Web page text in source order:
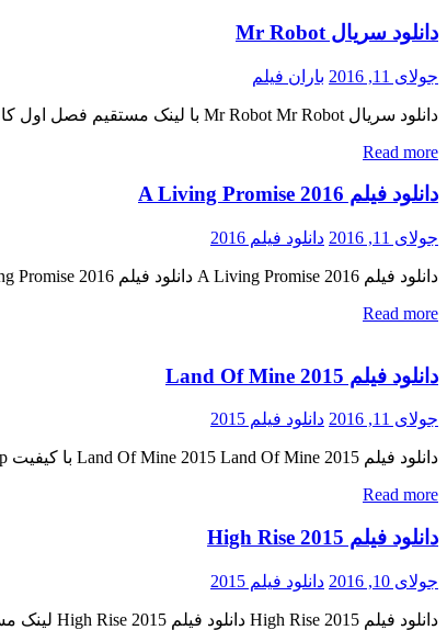
دانلود سریال Mr Robot
جولای 11, 2016 باران فیلم
دانلود سریال Mr Robot Mr Robot با لینک مستقیم فصل اول کامل – فصل دوم قسمت اول اضافه شد نسخه کم حجم و با کیفیت x265 اضافه شد کیفیت ۷۲۰p اضافه شد کیفیت ۱۰۸۰p به زودی […]
Read more
دانلود فیلم A Living Promise 2016
جولای 11, 2016 دانلود فیلم 2016
دانلود فیلم A Living Promise 2016 دانلود فیلم A Living Promise 2016 لینک مستقیم دانلود فیلم A Living Promise 2016 با کیفیت خارق العاده (BluRay 720p) « دانلود رایگان با لینک مستقیم از هستی دانلود […]
Read more
دانلود فیلم Land Of Mine 2015
جولای 11, 2016 دانلود فیلم 2015
دانلود فیلم Land Of Mine 2015 Land Of Mine 2015 با کیفیت BluRay 720p پیش نمایش فیلم اضافه شد نسخه کم حجم و با کیفیت x265 به زودی کیفیت ۴۸۰p به زودی کیفیت ۱۰۸۰p به […]
Read more
دانلود فیلم High Rise 2015
جولای 10, 2016 دانلود فیلم 2015
دانلود فیلم High Rise 2015 دانلود فیلم High Rise 2015 لینک مستقیم دانلود فیلم High Rise 2015 با دو کیفیت « دانلود رایگان با لینک مستقیم از هستی دانلود » (BluRay 720p / BluRay 1080p) […]